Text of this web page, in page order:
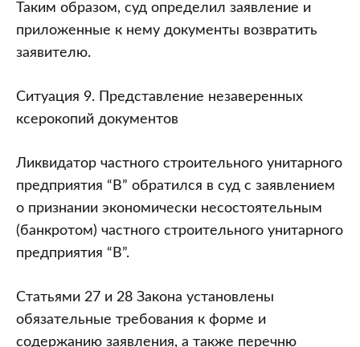
Таким образом, суд определил заявление и
приложенные к нему документы возвратить
заявителю.
Ситуация 9. Представление незаверенных
ксерокопий документов
Ликвидатор частного строительного унитарного
предприятия “В” обратился в суд с заявлением
о признании экономически несостоятельным
(банкротом) частного строительного унитарного
предприятия “В”.
Статьями 27 и 28 Закона установлены
обязательные требования к форме и
содержанию заявления, а также перечню